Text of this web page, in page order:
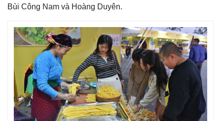
Kinh tế
Bất động sản
Khởi nghiệp
Thị trường
Giá vàng
Tiêu dùng
Tỷ giá
Chứng khoán
Giá cà phê
Bùi Công Nam và Hoàng Duyên.